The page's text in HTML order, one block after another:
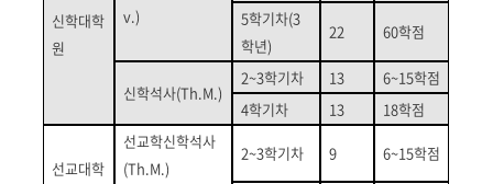
신학대학
원
v.)
5학기차(3
학년)
22 60학점
신학석사(Th.M.)
2~3학기차 13 6~15학점
4학기차 13 18학점
선교대학
선교학신학석사
(Th.M.)
2~3학기차 9 6~15학점